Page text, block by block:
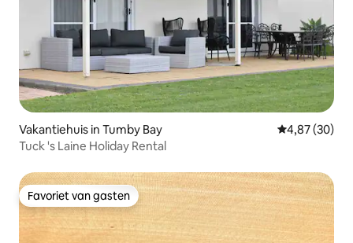
Vakantiehuis in Tumby Bay Gemiddelde
4,87 (30)
Tuck 's Laine Holiday Rental
Favoriet van gasten
Favoriet van gasten